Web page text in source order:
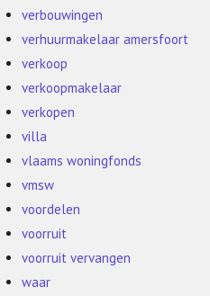
verbouwingen
verhuurmakelaar amersfoort
verkoop
verkoopmakelaar
verkopen
villa
vlaams woningfonds
vmsw
voordelen
voorruit
voorruit vervangen
waar